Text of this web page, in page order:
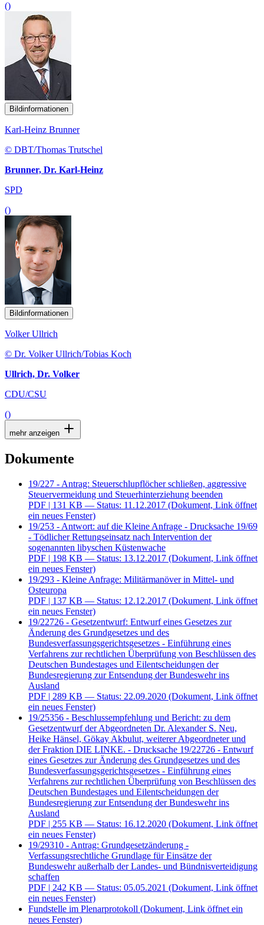
()
Bildinformationen
Karl-Heinz Brunner
© DBT/Thomas Trutschel
Brunner, Dr. Karl-Heinz
SPD
()
Bildinformationen
Volker Ullrich
© Dr. Volker Ullrich/Tobias Koch
Ullrich, Dr. Volker
CDU/CSU
()
mehr anzeigen
Dokumente
19/227 - Antrag: Steuerschlupflöcher schließen, aggressive
Steuervermeidung und Steuerhinterziehung beenden
PDF | 131 KB — Status: 11.12.2017 (Dokument, Link öffnet
ein neues Fenster)
19/253 - Antwort: auf die Kleine Anfrage - Drucksache 19/69
- Tödlicher Rettungseinsatz nach Intervention der
sogenannten libyschen Küstenwache
PDF | 198 KB — Status: 13.12.2017 (Dokument, Link öffnet
ein neues Fenster)
19/293 - Kleine Anfrage: Militärmanöver in Mittel- und
Osteuropa
PDF | 137 KB — Status: 12.12.2017 (Dokument, Link öffnet
ein neues Fenster)
19/22726 - Gesetzentwurf: Entwurf eines Gesetzes zur
Änderung des Grundgesetzes und des
Bundesverfassungsgerichtsgesetzes - Einführung eines
Verfahrens zur rechtlichen Überprüfung von Beschlüssen des
Deutschen Bundestages und Eilentscheidungen der
Bundesregierung zur Entsendung der Bundeswehr ins
Ausland
PDF | 289 KB — Status: 22.09.2020 (Dokument, Link öffnet
ein neues Fenster)
19/25356 - Beschlussempfehlung und Bericht: zu dem
Gesetzentwurf der Abgeordneten Dr. Alexander S. Neu,
Heike Hänsel, Gökay Akbulut, weiterer Abgeordneter und
der Fraktion DIE LINKE. - Drucksache 19/22726 - Entwurf
eines Gesetzes zur Änderung des Grundgesetzes und des
Bundesverfassungsgerichtsgesetzes - Einführung eines
Verfahrens zur rechtlichen Überprüfung von Beschlüssen des
Deutschen Bundestages und Eilentscheidungen der
Bundesregierung zur Entsendung der Bundeswehr ins
Ausland
PDF | 255 KB — Status: 16.12.2020 (Dokument, Link öffnet
ein neues Fenster)
19/29310 - Antrag: Grundgesetzänderung -
Verfassungsrechtliche Grundlage für Einsätze der
Bundeswehr außerhalb der Landes- und Bündnisverteidigung
schaffen
PDF | 242 KB — Status: 05.05.2021 (Dokument, Link öffnet
ein neues Fenster)
Fundstelle im Plenarprotokoll (Dokument, Link öffnet ein
neues Fenster)